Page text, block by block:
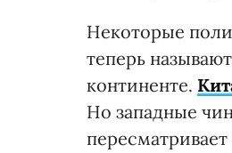
Некоторые
теперь
континенте.
Но западные